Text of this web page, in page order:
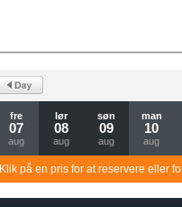
fre
07
aug
lør
08
aug
søn
09
aug
man
10
aug
Klik på en pris for at reservere eller